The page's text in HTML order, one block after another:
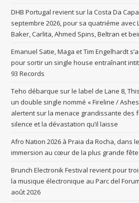
DHB Portugal revient sur la Costa Da
septembre 2026, pour sa quatriéme avec
Baker, Carlita, Ahmed Spins, Beltran et
Emanuel Satie, Maga et Tim Engelhardt
pour sortir un single house entraînant
93 Records
Teho débarque sur le label de Lane 8,
un double single nommé « Fireline /
alertent sur la menace grandissante des
silence et la dévastation qu’il laisse
Afro Nation 2026 à Praia da Rocha, dans
immersion au cœur de la plus grande fête
Brunch Electronik Festival revient pour
la musique électronique au Parc del
août 2026